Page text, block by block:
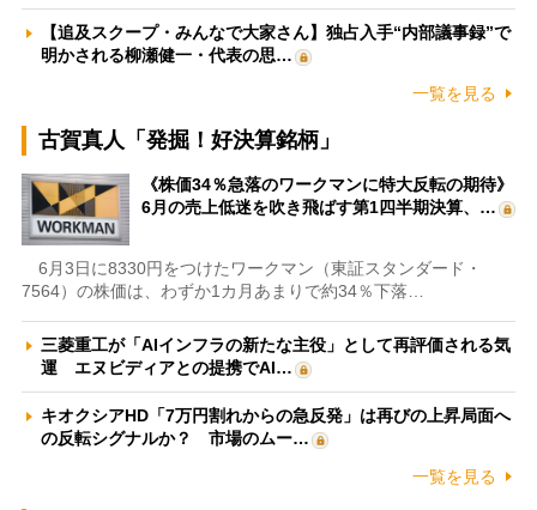
【追及スクープ・みんなで大家さん】独占入手“内部議事録”で
明かされる柳瀬健一・代表の思…
一覧を見る
古賀真人「発掘！好決算銘柄」
《株価34％急落のワークマンに特大反転の期待》
6月の売上低迷を吹き飛ばす第1四半期決算、…
6月3日に8330円をつけたワークマン（東証スタンダード・
7564）の株価は、わずか1カ月あまりで約34％下落…
三菱重工が「AIインフラの新たな主役」として再評価される気
運 エヌビディアとの提携でAI…
キオクシアHD「7万円割れからの急反発」は再びの上昇局面へ
の反転シグナルか？ 市場のムー…
一覧を見る